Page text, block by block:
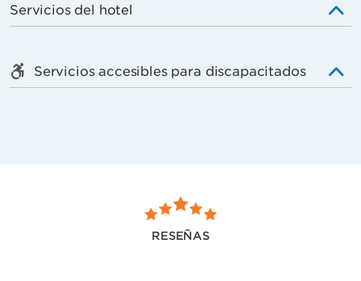
Servicios del hotel
Servicios accesibles para discapacitados
RESEÑAS